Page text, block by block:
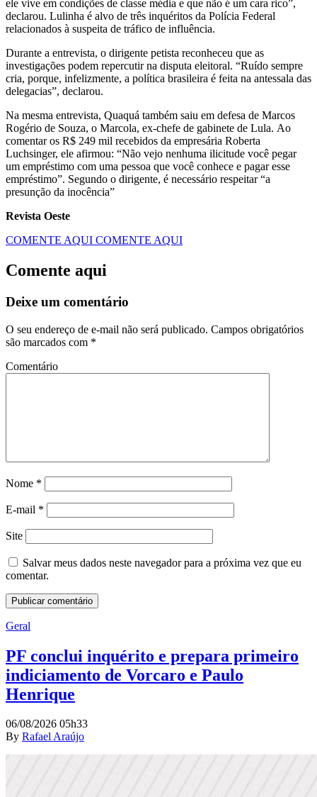
ele vive em condições de classe média e que não é um cara rico”,
declarou. Lulinha é alvo de três inquéritos da Polícia Federal
relacionados à suspeita de tráfico de influência.
Durante a entrevista, o dirigente petista reconheceu que as
investigações podem repercutir na disputa eleitoral. “Ruído sempre
cria, porque, infelizmente, a política brasileira é feita na antessala das
delegacias”, declarou.
Na mesma entrevista, Quaquá também saiu em defesa de Marcos
Rogério de Souza, o Marcola, ex-chefe de gabinete de Lula. Ao
comentar os R$ 249 mil recebidos da empresária Roberta
Luchsinger, ele afirmou: “Não vejo nenhuma ilicitude você pegar
um empréstimo com uma pessoa que você conhece e pagar esse
empréstimo”. Segundo o dirigente, é necessário respeitar “a
presunção da inocência”
Revista Oeste
COMENTE AQUI COMENTE AQUI
Comente aqui
Deixe um comentário
O seu endereço de e-mail não será publicado. Campos obrigatórios
são marcados com *
Comentário
Nome *
E-mail *
Site
Salvar meus dados neste navegador para a próxima vez que eu
comentar.
Geral
PF conclui inquérito e prepara primeiro
indiciamento de Vorcaro e Paulo
Henrique
06/08/2026 05h33
By Rafael Araújo